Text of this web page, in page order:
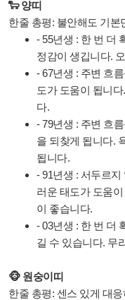
🐑 양띠
한줄 총평: 불안해도 기
- 55년생 : 한 번 더
정감이 생깁니다.
- 67년생 : 주변 흐
도가 도움이 됩니
다.
- 79년생 : 주변 흐
을 되찾게 됩니다.
됩니다.
- 91년생 : 서두르
러운 태도가 도움
이 좋습니다.
- 03년생 : 한 번 더
길 수 있습니다. 무
🐵 원숭이띠
한줄 총평: 센스 있게 대